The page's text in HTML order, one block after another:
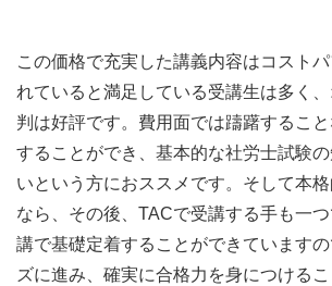
この価格で充実した講義内容はコスト
れていると満足している受講生は多く
判は好評です。費用面では躊躇するこ
することができ、基本的な社労士試験
いという方におススメです。そして本
なら、その後、TACで受講する手も一
講で基礎定着することができています
ズに進み、確実に合格力を身につけるこ